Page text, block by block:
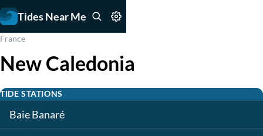
Tides Near Me
France
New Caledonia
TIDE STATIONS
Baie Banaré